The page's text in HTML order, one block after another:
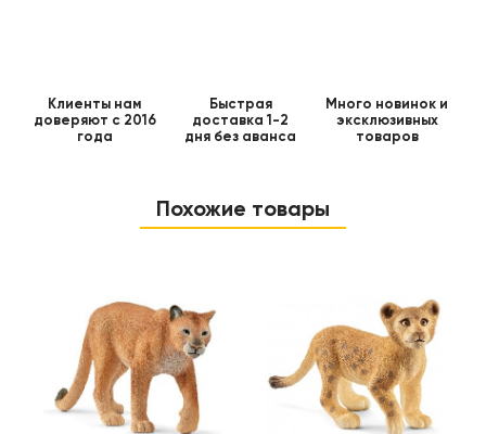
Клиенты нам
доверяют с 2016
года
Быстрая
доставка 1-2
дня без аванса
Много новинок и
эксклюзивных
товаров
Похожие товары